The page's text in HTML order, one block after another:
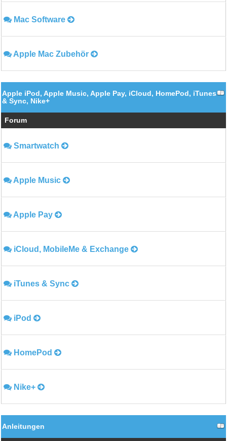
Mac Software
Apple Mac Zubehör
Apple iPod, Apple Music, Apple Pay, iCloud, HomePod, iTunes
& Sync, Nike+
Forum
Smartwatch
Apple Music
Apple Pay
iCloud, MobileMe & Exchange
iTunes & Sync
iPod
HomePod
Nike+
Anleitungen